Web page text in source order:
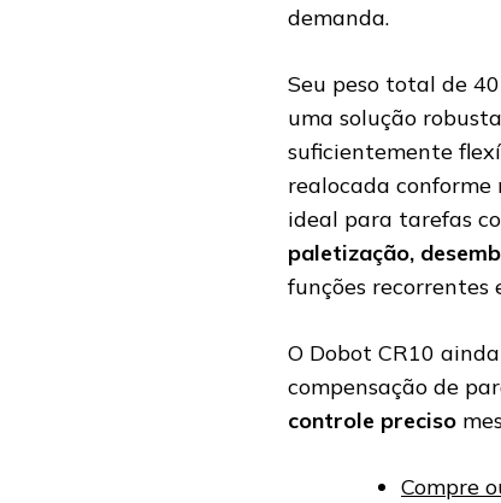
demanda.
Seu peso total de
uma solução
suficientemente
realocada conforme
ideal para tarefas
paletização,
funções recorrentes
O Dobot CR10
compensação de
controle preciso
Compre